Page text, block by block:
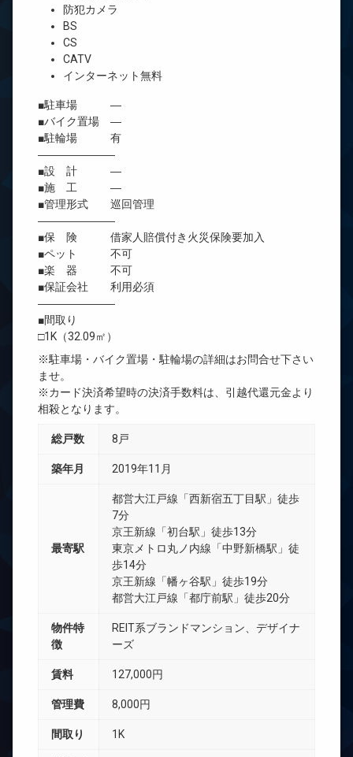
防犯カメラ
BS
CS
CATV
インターネット無料
■駐車場 ―
■バイク置場 ―
■駐輪場 有
―――――――
■設 計 ―
■施 工 ―
■管理形式 巡回管理
―――――――
■保 険 借家人賠償付き火災保険要加入
■ペット 不可
■楽 器 不可
■保証会社 利用必須
―――――――
■間取り
□1K（32.09㎡）
※駐車場・バイク置場・駐輪場の詳細はお問合せ下さい
ませ。
※カード決済希望時の決済手数料は、引越代還元金より
相殺となります。
総戸数 8戸
築年月 2019年11月
最寄駅
都営大江戸線「西新宿五丁目駅」徒歩
7分
京王新線「初台駅」徒歩13分
東京メトロ丸ノ内線「中野新橋駅」徒
歩14分
京王新線「幡ヶ谷駅」徒歩19分
都営大江戸線「都庁前駅」徒歩20分
物件特
徴
REIT系ブランドマンション、デザイナ
ーズ
賃料 127,000円
管理費 8,000円
間取り 1K